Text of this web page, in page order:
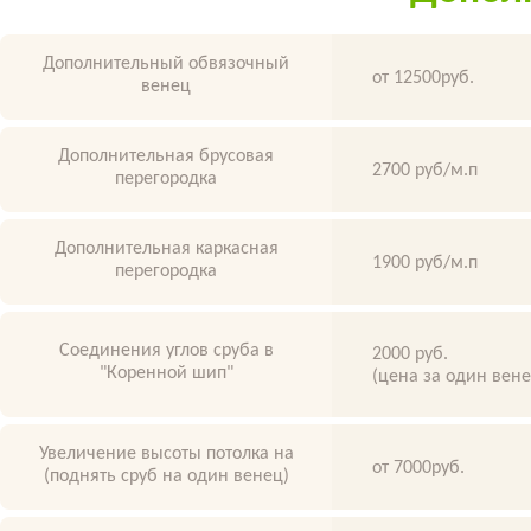
Дополнительный обвязочный
венец
от 12500руб.
Дополнительная брусовая
перегородка
2700 руб/м.п
Дополнительная каркасная
перегородка
1900 руб/м.п
Соединения углов сруба в
"Коренной шип"
2000 руб.
(цена за один
Увеличение высоты потолка на
(поднять сруб на один венец)
от 7000руб.